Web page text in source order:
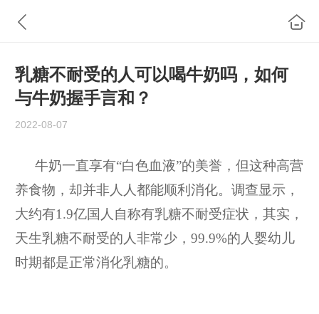
乳糖不耐受的人可以喝牛奶吗，如何
与牛奶握手言和？
2022-08-07
牛奶一直享有“白色血液”的美誉，但这种高营
养食物，却并非人人都能顺利消化。调查显示，
大约有1.9亿国人自称有乳糖不耐受症状，其实，
天生乳糖不耐受的人非常少，99.9%的人婴幼儿
时期都是正常消化乳糖的。